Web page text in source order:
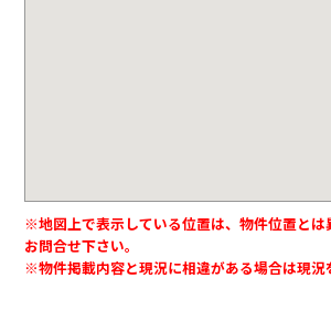
※地図上で表示している位置は、物件位置とは
お問合せ下さい。
※物件掲載内容と現況に相違がある場合は現況